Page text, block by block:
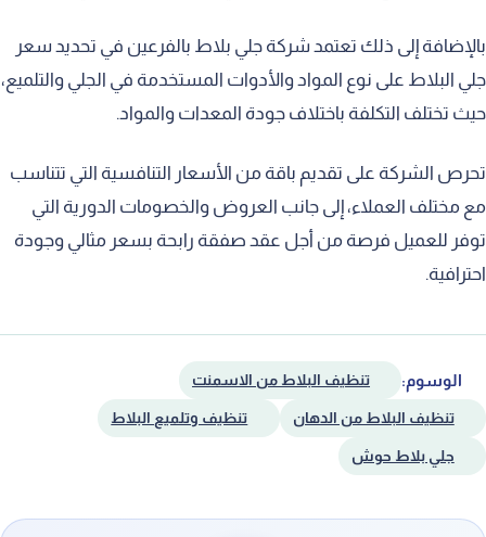
بالإضافة إلى ذلك تعتمد شركة جلي بلاط بالفرعين في تحديد سعر
جلي البلاط على نوع المواد والأدوات المستخدمة في الجلي والتلميع،
حيث تختلف التكلفة باختلاف جودة المعدات والمواد.
تحرص الشركة على تقديم باقة من الأسعار التنافسية التي تتناسب
مع مختلف العملاء، إلى جانب العروض والخصومات الدورية التي
توفر للعميل فرصة من أجل عقد صفقة رابحة بسعر مثالي وجودة
احترافية.
الوسوم: تنظيف البلاط من الاسمنت
تنظيف البلاط من الدهان تنظيف وتلميع البلاط
جلي بلاط حوش